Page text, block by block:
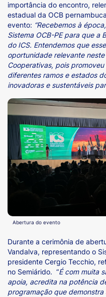
importância do encontro,
estadual da OCB
evento: “Recebemos à
Sistema OCB-PE para que a
do ICS. Entendemos que
oportunidade relevante
Cooperativas, pois
diferentes ramos e estados
inovadoras e sustentáveis
Abertura do evento
Durante a cerimônia de
Vandalva, representando o
presidente Cergio Tecchio,
no Semiárido. “É com muita
apoia, acredita na potência
programação que